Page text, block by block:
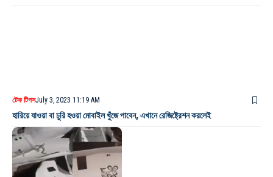
টেক টিপসJuly 3, 2023 11:19 AM
হারিয়ে যাওয়া বা চুরি হওয়া মোবাইল খুঁজে পাবেন, এখানে রেজিষ্ট্রেশন করলেই